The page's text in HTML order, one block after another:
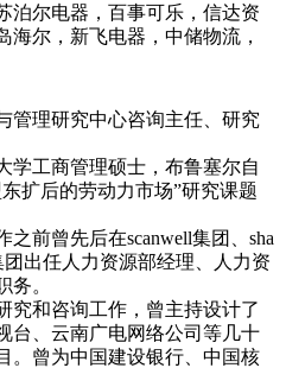
泊尔电器，百事可乐，信达资
海尔，新飞电器，中储物流，
管理研究中心咨询主任、研究
学工商管理硕士，布鲁塞尔自
扩后的劳动力市场”研究课题
前曾先后在scanwell集团、sha
出任人力资源部经理、人力资
务。
究和咨询工作，曾主持设计了
台、云南广电网络公司等几十
。曾为中国建设银行、中国核